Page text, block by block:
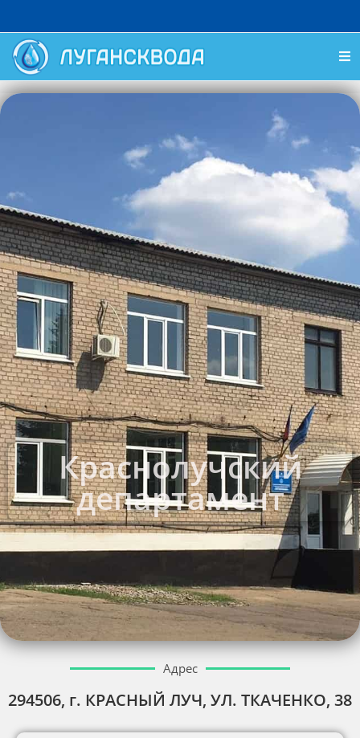
Краснолучский
департамент
Адрес
294506, г. КРАСНЫЙ ЛУЧ, УЛ. ТКАЧЕНКО, 38